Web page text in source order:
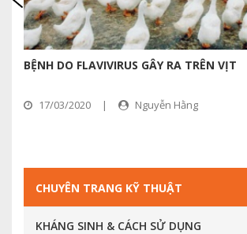
BỆNH DO FLAVIVIRUS GÂY RA TRÊN VỊT
17/03/2020 | Nguyễn Hằng
CHUYÊN TRANG KỸ THUẬT
KHÁNG SINH & CÁCH SỬ DỤNG